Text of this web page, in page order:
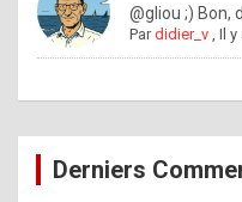
@gliou ;) Bon,
Pardidier_v ,Il y
Derniers